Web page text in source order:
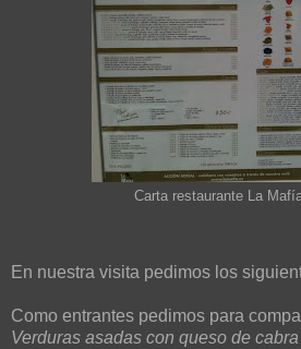
Carta restaurante La
En nuestra visita pedimos los
Como entrantes pedimos para
Verduras asadas con queso de cabra